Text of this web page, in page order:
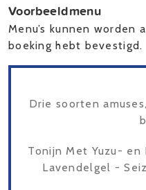
Voorbeeldmenu
Menu’s kunnen worden
boeking hebt bevestigd.
Drie soorten
Tonijn Met Yuzu- en
Lavendelgel -